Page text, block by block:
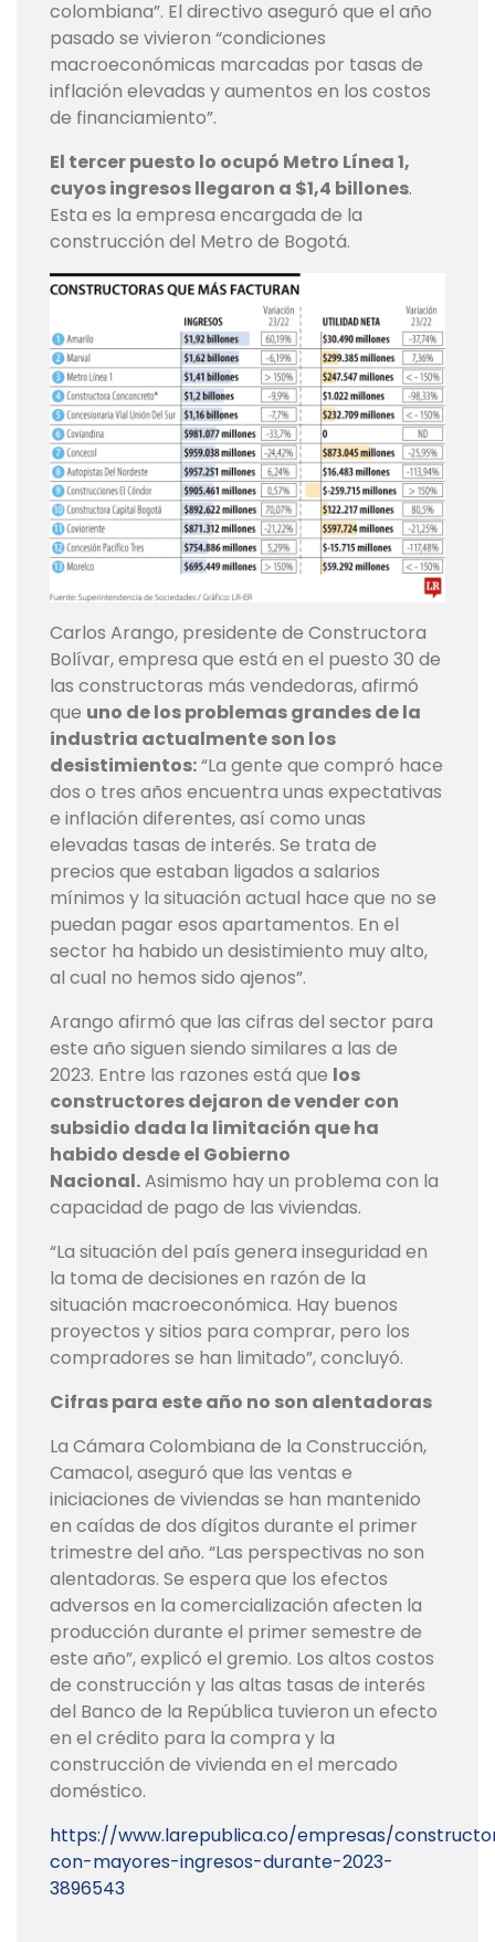
colombiana”. El directivo aseguró que el año
pasado se vivieron “condiciones
macroeconómicas marcadas por tasas de
inflación elevadas y aumentos en los costos
de financiamiento”.
El tercer puesto lo ocupó Metro Línea 1,
cuyos ingresos llegaron a $1,4 billones.
Esta es la empresa encargada de la
construcción del Metro de Bogotá.
Carlos Arango, presidente de Constructora
Bolívar, empresa que está en el puesto 30 de
las constructoras más vendedoras, afirmó
que uno de los problemas grandes de la
industria actualmente son los
desistimientos:“La gente que compró hace
dos o tres años encuentra unas expectativas
e inflación diferentes, así como unas
elevadas tasas de interés. Se trata de
precios que estaban ligados a salarios
mínimos y la situación actual hace que no se
puedan pagar esos apartamentos. En el
sector ha habido un desistimiento muy alto,
al cual no hemos sido ajenos”.
Arango afirmó que las cifras del sector para
este año siguen siendo similares a las de
2023. Entre las razones está que los
constructores dejaron de vender con
subsidio dada la limitación que ha
habido desde el Gobierno
Nacional.Asimismo hay un problema con la
capacidad de pago de las viviendas.
“La situación del país genera inseguridad en
la toma de decisiones en razón de la
situación macroeconómica. Hay buenos
proyectos y sitios para comprar, pero los
compradores se han limitado”, concluyó.
Cifras para este año no son alentadoras
La Cámara Colombiana de la Construcción,
Camacol, aseguró que las ventas e
iniciaciones de viviendas se han mantenido
en caídas de dos dígitos durante el primer
trimestre del año. “Las perspectivas no son
alentadoras. Se espera que los efectos
adversos en la comercialización afecten la
producción durante el primer semestre de
este año”, explicó el gremio. Los altos costos
de construcción y las altas tasas de interés
del Banco de la República tuvieron un efecto
en el crédito para la compra y la
construcción de vivienda en el mercado
doméstico.
https://www.larepublica.co/empresas/
con-mayores-ingresos-durante-2023-
3896543